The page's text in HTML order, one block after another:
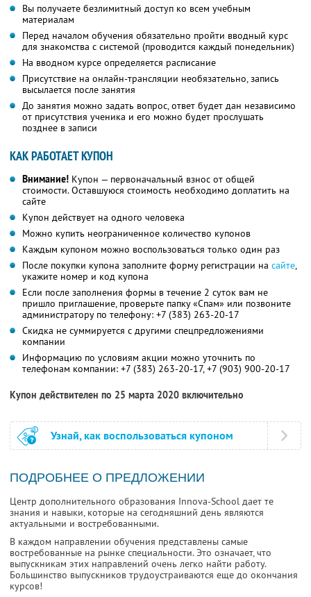
Вы получаете безлимитный доступ ко всем учебным
материалам
Перед началом обучения обязательно пройти вводный курс
для знакомства с системой (проводится каждый понедельник)
На вводном курсе определяется расписание
Присутствие на онлайн-трансляции необязательно, запись
высылается после занятия
До занятия можно задать вопрос, ответ будет дан независимо
от присутствия ученика и его можно будет прослушать
позднее в записи
КАК РАБОТАЕТ КУПОН
Внимание! Купон — первоначальный взнос от общей
стоимости. Оставшуюся стоимость необходимо доплатить на
сайте
Купон действует на одного человека
Можно купить неограниченное количество купонов
Каждым купоном можно воспользоваться только один раз
После покупки купона заполните форму регистрации на сайте,
укажите номер и код купона
Если после заполнения формы в течение 2 суток вам не
пришло приглашение, проверьте папку «Спам» или позвоните
администратору по телефону: +7 (383) 263-20-17
Скидка не суммируется с другими спецпредложениями
компании
Информацию по условиям акции можно уточнить по
телефонам компании: +7 (383) 263-20-17, +7 (903) 900-20-17
Купон действителен по 25 марта 2020 включительно
Узнай, как воспользоваться купоном
ПОДРОБНЕЕ О ПРЕДЛОЖЕНИИ
Центр дополнительного образования Innova-School дает те
знания и навыки, которые на сегодняшний день являются
актуальными и востребованными.
В каждом направлении обучения представлены самые
востребованные на рынке специальности. Это означает, что
выпускникам этих направлений очень легко найти работу.
Большинство выпускников трудоустраиваются еще до окончания
курсов!